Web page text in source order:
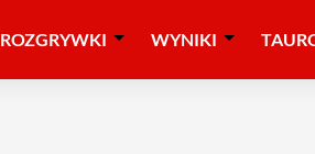
ROZGRYWKI WYNIKI